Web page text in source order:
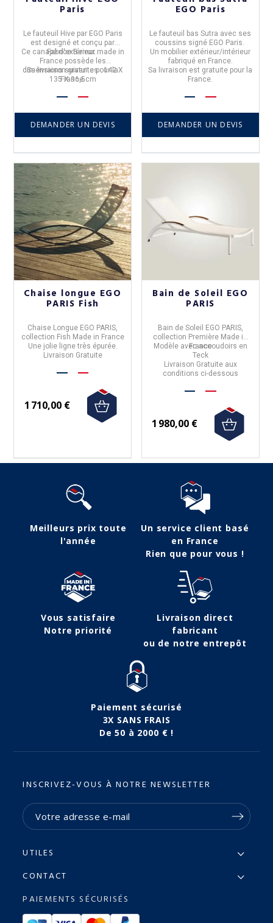
Paris
Le fauteuil Hive par EGO Paris
est designé et conçu par
Fabrice Berrux.
Ce canapé d'extérieur made in
France possède les
dimensions suivantes : 142 X
135 X 96,5cm
Sa livraison gratuite pour la
France.
DEMANDER UN DEVIS
EGO Paris
Le fauteuil bas Sutra avec ses
coussins signé EGO Paris.
Un mobilier extérieur/intérieur
fabriqué en France.
Sa livraison est gratuite pour la
France.
DEMANDER UN DEVIS
Chaise longue EGO
PARIS Fish
Chaise Longue EGO PARIS,
collection Fish Made in France
Une jolie ligne très épurée.
Livraison Gratuite
1 710,00 €
Bain de Soleil EGO
PARIS
Bain de Soleil EGO PARIS,
collection Première Made in
France
Modèle avec accoudoirs en
Teck
Livraison Gratuite aux
conditions ci-dessous
1 980,00 €
Meilleurs prix toute
l'année
Un service client basé
en France
Rien que pour vous !
Vous satisfaire
Notre priorité
Livraison direct
fabricant
ou de notre entrepôt
Paiement sécurisé
3X SANS FRAIS
De 50 à 2000 € !
INSCRIVEZ-VOUS À NOTRE NEWSLETTER
UTILES
CONTACT
PAIEMENTS SÉCURISÉS